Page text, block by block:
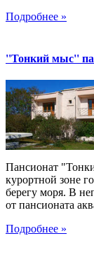
Подробнее »
''Тонкий мыс''
Пансионат
курортной зоне
берегу моря. В
от пансионата
Подробнее »